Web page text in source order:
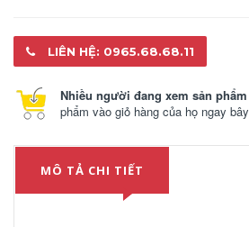
LIÊN HỆ: 0965.68.68.11
Nhiều người đang xem sản phẩm
phẩm vào giỏ hàng của họ ngay
MÔ TẢ CHI TIẾT